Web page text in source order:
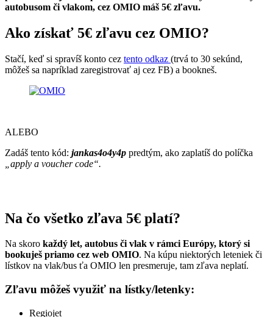
autobusom či vlakom, cez OMIO máš 5€ zľavu.
Ako získať 5€ zľavu cez OMIO?
Stačí, keď si spravíš konto cez tento odkaz (trvá to 30 sekúnd,
môžeš sa napríklad zaregistrovať aj cez FB) a bookneš.
ALEBO
Zadáš tento kód: jankas4o4y4p predtým, ako zaplatíš do políčka
„apply a voucher code“.
Na čo všetko zľava 5€ platí?
Na skoro každý let, autobus či vlak v rámci Európy, ktorý si
bookuješ priamo cez web OMIO. Na kúpu niektorých leteniek či
lístkov na vlak/bus ťa OMIO len presmeruje, tam zľava neplatí.
Zľavu môžeš využiť na lístky/letenky:
Regiojet